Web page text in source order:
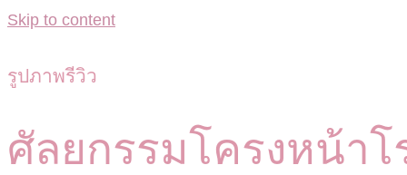
Skip to content
รูปภาพรีวิว
ศัลยกรรมโครงหน้าโ